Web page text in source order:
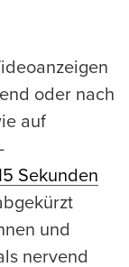
oder nach
auf
Sekunden
und
nervend